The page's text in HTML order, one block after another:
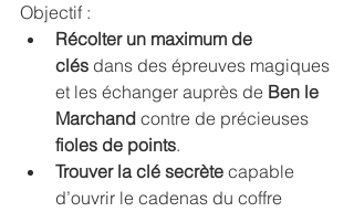
Objectif :
Récolter un maximum de
clés dans des épreuves magiques
et les échanger auprès de Ben le
Marchand contre de précieuses
fioles de points.
Trouver la clé secrète capable
d’ouvrir le cadenas du coffre